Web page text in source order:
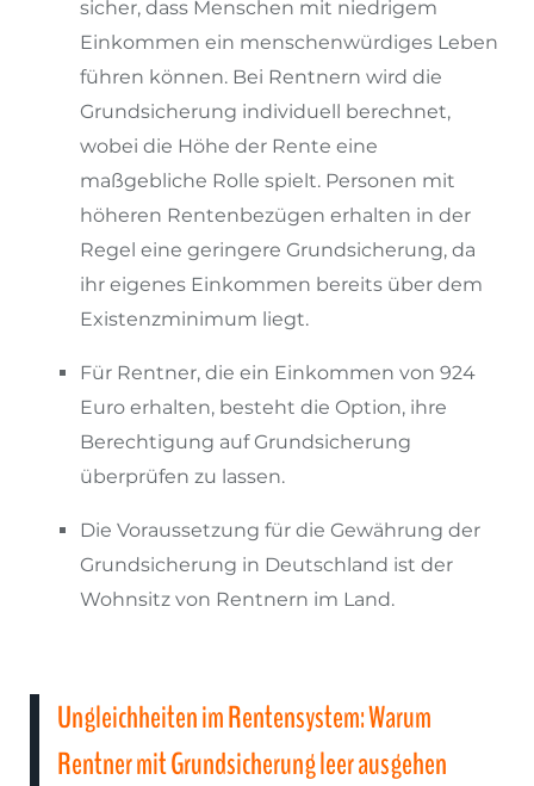
sicher, dass Menschen mit niedrigem
Einkommen ein menschenwürdiges Leben
führen können. Bei Rentnern wird die
Grundsicherung individuell berechnet,
wobei die Höhe der Rente eine
maßgebliche Rolle spielt. Personen mit
höheren Rentenbezügen erhalten in der
Regel eine geringere Grundsicherung, da
ihr eigenes Einkommen bereits über dem
Existenzminimum liegt.
Für Rentner, die ein Einkommen von 924
Euro erhalten, besteht die Option, ihre
Berechtigung auf Grundsicherung
überprüfen zu lassen.
Die Voraussetzung für die Gewährung der
Grundsicherung in Deutschland ist der
Wohnsitz von Rentnern im Land.
Ungleichheiten im Rentensystem: Warum
Rentner mit Grundsicherung leer ausgehen